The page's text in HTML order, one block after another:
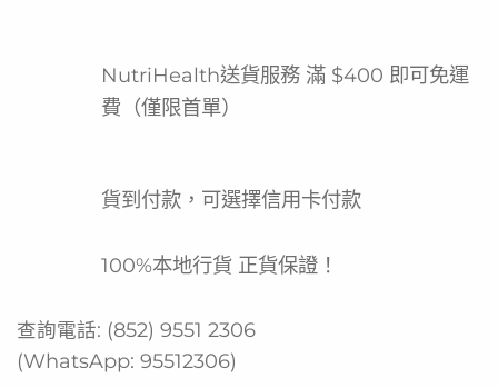
脂肪 : 20%為中鏈三酸甘油脂
適合乳糖不耐受人士
飲用前必需搖勻 在開瓶後, 如未能立即飲用, 請把餘下的配方
需要營養補充人士
NutriHealth送貨服務 滿 $400 即可免運
費（僅限首單）
貨到付款，可選擇信用卡付款
100%本地行貨 正貨保證！
查詢電話: (852) 9551 2306
(WhatsApp: 95512306)